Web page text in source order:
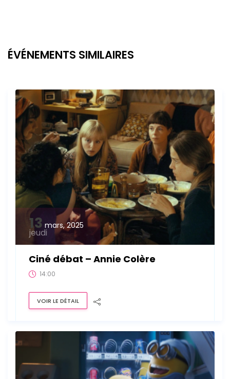
ÉVÉNEMENTS SIMILAIRES
13 mars, 2025
jeudi
Ciné débat – Annie Colère
14:00
VOIR LE DÉTAIL